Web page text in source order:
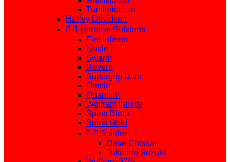
Turnierklasse
Harley Davidson
  Harrows Softdarts
Fire Inferno
Noble
Swarm
Revere
Supergrip Ultra
Oracle
Quantum
Wolfram Infinity
Spina Black
Spina Gold
  Spieler
Dave Chisnall
Takehiro Suzuki